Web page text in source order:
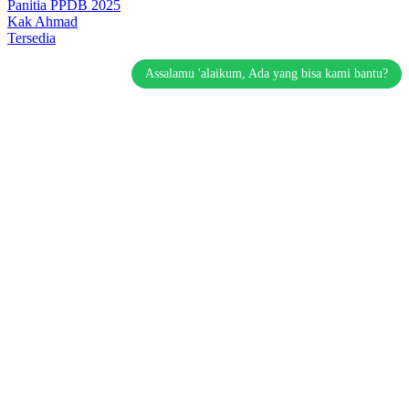
Panitia PPDB 2025
Kak Ahmad
Tersedia
Assalamu 'alaikum, Ada yang bisa kami bantu?